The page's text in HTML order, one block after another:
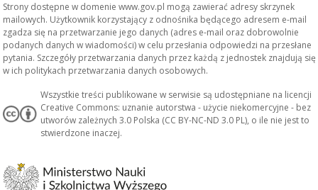
Strony dostępne w domenie www.gov.pl mogą zawierać adresy skrzynek
mailowych. Użytkownik korzystający z odnośnika będącego adresem e-mail
zgadza się na przetwarzanie jego danych (adres e-mail oraz dobrowolnie
podanych danych w wiadomości) w celu przesłania odpowiedzi na przesłane
pytania. Szczegóły przetwarzania danych przez każdą z jednostek znajdują się
w ich politykach przetwarzania danych osobowych.
Wszystkie treści publikowane w serwisie są udostępniane na licencji
Creative Commons: uznanie autorstwa - użycie niekomercyjne - bez
utworów zależnych 3.0 Polska (CC BY-NC-ND 3.0 PL), o ile nie jest to
stwierdzone inaczej.